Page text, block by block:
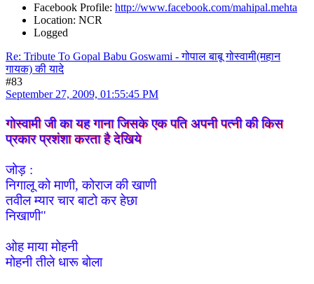
Facebook Profile: http://www.facebook.com/mahipal.mehta
Location: NCR
Logged
Re: Tribute To Gopal Babu Goswami - गोपाल बाबू गोस्वामी(महान
गायक) की यादे
#83
September 27, 2009, 01:55:45 PM
गोस्वामी जी का यह गाना जिसके एक पति अपनी पत्नी की किस
प्रकार प्रशंशा करता है देखिये
जोड़ :
निगालू को माणी, कोराज की खाणी
तवील म्यार चार बाटो कर हेछा
निखाणी"
ओह माया मोहनी
मोहनी तीले धारू बोला